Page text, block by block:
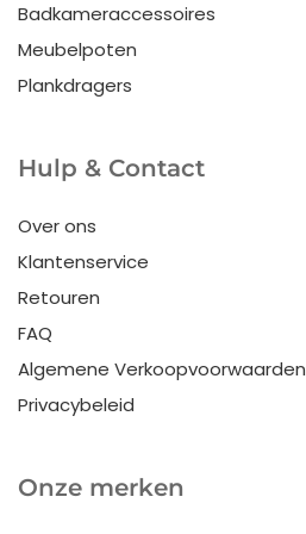
Badkameraccessoires
Meubelpoten
Plankdragers
Hulp & Contact
Over ons
Klantenservice
Retouren
FAQ
Algemene Verkoopvoorwaarden
Privacybeleid
Onze merken